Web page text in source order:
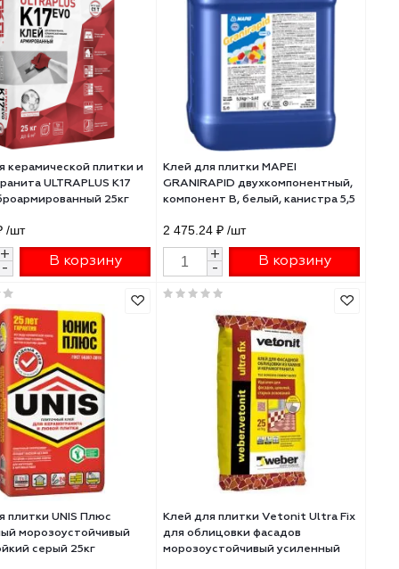
-
+ В корзину +
Клей для керамической плитки и
керамогранита ULTRAPLUS K17
EVO фиброармированный 25кг
509570002
540.50 ₽
-
+
Клей для плитки
GRANIRAPID
компонент В,
кг 1401505
2 475.24 ₽